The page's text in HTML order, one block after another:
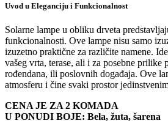
Uvod u Eleganciju i Funkcionalnost
Solarne lampe u obliku drveta
funkcionalnosti. Ove lampe nisu samo
izuzetno praktične za različite namene.
vašeg vrta, terase, ali i za posebne prilike
rođendana, ili poslovnih događaja. Ove
atmosferu i čine svaki prostor
CENA JE ZA 2 KOMADA
U PONUDI BOJE: Bela, žuta, šarena